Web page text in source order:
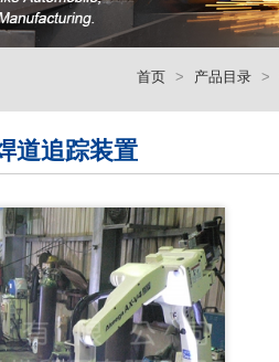
首页 产品目录
道追踪装置